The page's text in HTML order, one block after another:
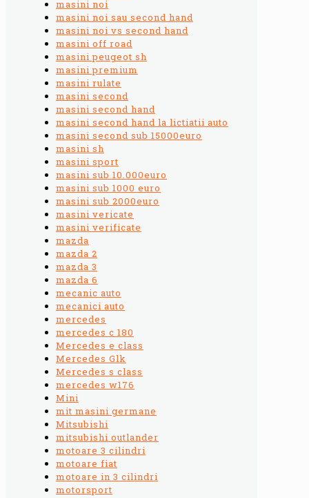
masini noi
masini noi sau second hand
masini noi vs second hand
masini off road
masini peugeot sh
masini premium
masini rulate
masini second
masini second hand
masini second hand la lictiatii auto
masini second sub 15000euro
masini sh
masini sport
masini sub 10.000euro
masini sub 1000 euro
masini sub 2000euro
masini vericate
masini verificate
mazda
mazda 2
mazda 3
mazda 6
mecanic auto
mecanici auto
mercedes
mercedes c 180
Mercedes e class
Mercedes Glk
Mercedes s class
mercedes w176
Mini
mit masini germane
Mitsubishi
mitsubishi outlander
motoare 3 cilindri
motoare fiat
motoare in 3 cilindri
motorsport